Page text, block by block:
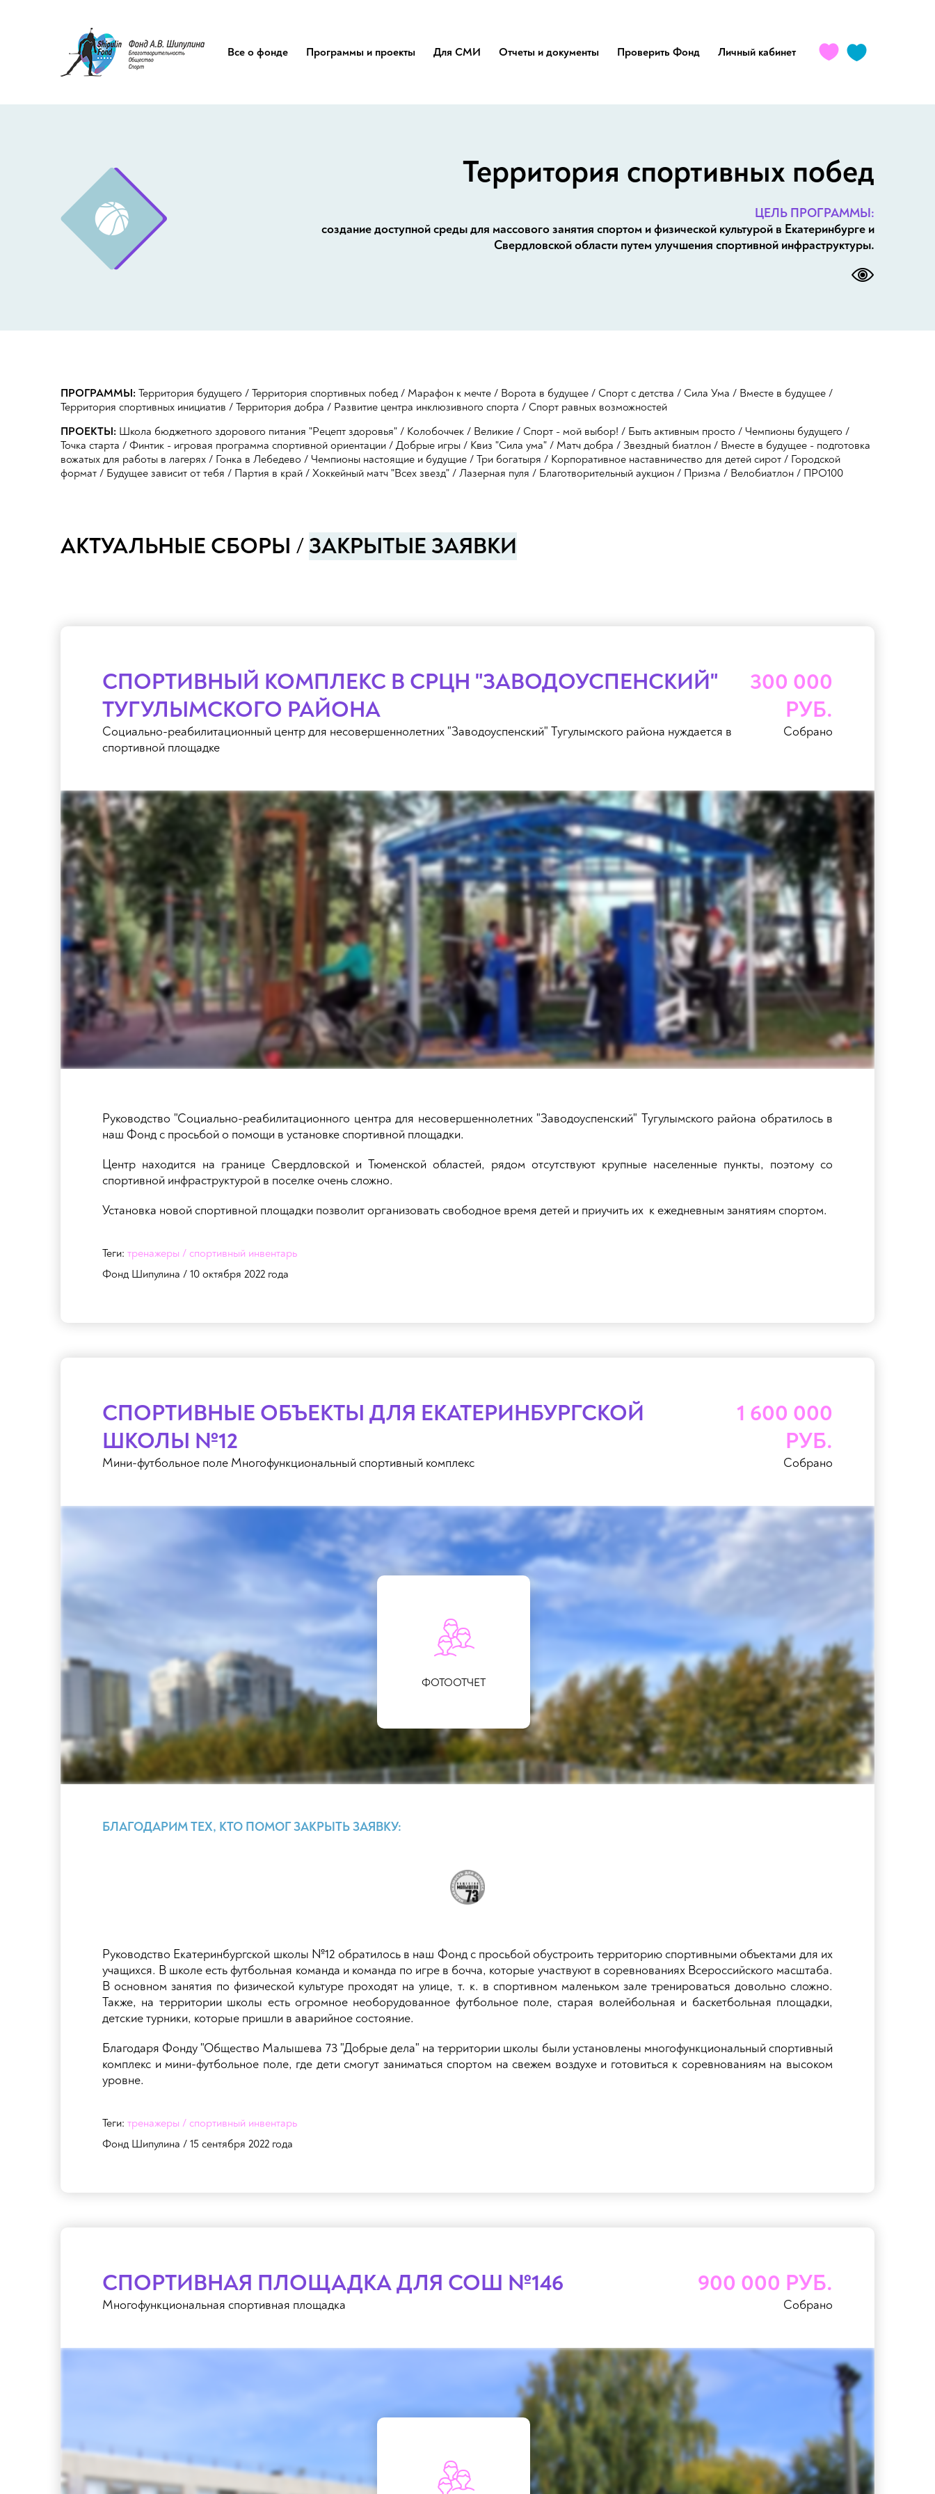
Все о фонде Программы и проекты Для СМИ Отчеты и документы Проверить Фонд Личный кабинет
Территория спортивных побед
ЦЕЛЬ ПРОГРАММЫ:
создание доступной среды для массового занятия спортом и физической культурой в Екатеринбурге и
Свердловской области путем улучшения спортивной инфраструктуры.
ПРОГРАММЫ: Территория будущего / Территория спортивных побед / Марафон к мечте / Ворота в будущее / Спорт с детства / Сила Ума / Вместе в будущее /
Территория спортивных инициатив / Территория добра / Развитие центра инклюзивного спорта / Спорт равных возможностей
ПРОЕКТЫ: Школа бюджетного здорового питания "Рецепт здоровья" / Колобоччек / Великие / Спорт - мой выбор! / Быть активным просто / Чемпионы будущего /
Точка старта / Финтик - игровая программа спортивной ориентации / Добрые игры / Квиз "Сила ума" / Матч добра / Звездный биатлон / Вместе в будущее - подготовка
вожатых для работы в лагерях / Гонка в Лебедево / Чемпионы настоящие и будущие / Три богатыря / Корпоративное наставничество для детей сирот / Городской
формат / Будущее зависит от тебя / Партия в край / Хоккейный матч "Всех звезд" / Лазерная пуля / Благотворительный аукцион / Призма / Велобиатлон / ПРО100
АКТУАЛЬНЫЕ СБОРЫ / ЗАКРЫТЫЕ ЗАЯВКИ
СПОРТИВНЫЙ КОМПЛЕКС В СРЦН "ЗАВОДОУСПЕНСКИЙ"
ТУГУЛЫМСКОГО РАЙОНА
Социально-реабилитационный центр для несовершеннолетних "Заводоуспенский" Тугулымского района нуждается в
спортивной площадке
300 000
РУБ.
Собрано
Руководство "Социально-реабилитационного центра для несовершеннолетних "Заводоуспенский" Тугулымского района обратилось в
наш Фонд с просьбой о помощи в установке спортивной площадки.
Центр находится на границе Свердловской и Тюменской областей, рядом отсутствуют крупные населенные пункты, поэтому со
спортивной инфраструктурой в поселке очень сложно.
Установка новой спортивной площадки позволит организовать свободное время детей и приучить их к ежедневным занятиям спортом.
Теги: тренажеры / спортивный инвентарь
Фонд Шипулина / 10 октября 2022 года
СПОРТИВНЫЕ ОБЪЕКТЫ ДЛЯ ЕКАТЕРИНБУРГСКОЙ
ШКОЛЫ №12
Мини-футбольное поле Многофункциональный спортивный комплекс
1 600 000
РУБ.
Собрано
ФОТООТЧЕТ
БЛАГОДАРИМ ТЕХ, КТО ПОМОГ ЗАКРЫТЬ ЗАЯВКУ:
Руководство Екатеринбургской школы №12 обратилось в наш Фонд с просьбой обустроить территорию спортивными объектами для их
учащихся. В школе есть футбольная команда и команда по игре в бочча, которые участвуют в соревнованиях Всероссийского масштаба.
В основном занятия по физической культуре проходят на улице, т. к. в спортивном маленьком зале тренироваться довольно сложно.
Также, на территории школы есть огромное необорудованное футбольное поле, старая волейбольная и баскетбольная площадки,
детские турники, которые пришли в аварийное состояние.
Благодаря Фонду "Общество Малышева 73 "Добрые дела" на территории школы были установлены многофункциональный спортивный
комплекс и мини-футбольное поле, где дети смогут заниматься спортом на свежем воздухе и готовиться к соревнованиям на высоком
уровне.
Теги: тренажеры / спортивный инвентарь
Фонд Шипулина / 15 сентября 2022 года
СПОРТИВНАЯ ПЛОЩАДКА ДЛЯ СОШ №146
Многофункциональная спортивная площадка
900 000 РУБ.
Собрано